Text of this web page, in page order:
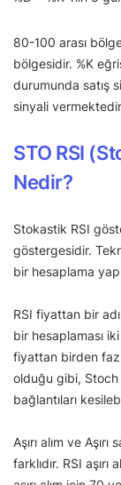
80-100 arası bölge
bölgesidir. %K
durumunda satış
sinyali
STO RSI
Nedir?
Stokastik RSI
göstergesidir.
bir hesaplama
RSI fiyattan bir
bir hesaplaması
fiyattan birden
olduğu gibi, Stoch
bağlantıları
Aşırı alım ve
farklıdır. RSI aşırı